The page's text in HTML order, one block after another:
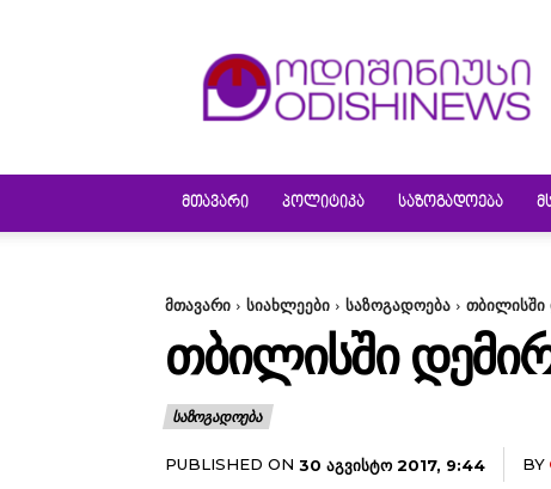
ᲛᲗᲐᲕᲐᲠᲘ ᲞᲝᲚᲘᲢᲘᲙᲐ ᲡᲐᲖᲝᲒᲐᲓᲝᲔᲑᲐ
მთავარი სიახლეები საზოგადოება თბილისში
ᲗᲑᲘᲚᲘᲡᲨᲘ
ᲡᲐᲖᲝᲒᲐᲓᲝᲔᲑᲐ
PUBLISHED ON 30 ᲐᲒᲕᲘᲡᲢᲝ 2017, 9:44 BY